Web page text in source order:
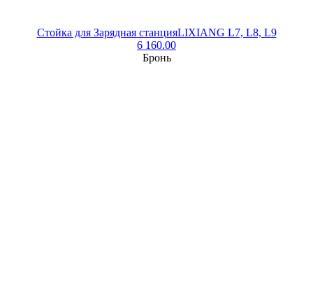
Стойка для Зарядная станцияLIXIANG L7, L8, L9
6 160.00
Бронь